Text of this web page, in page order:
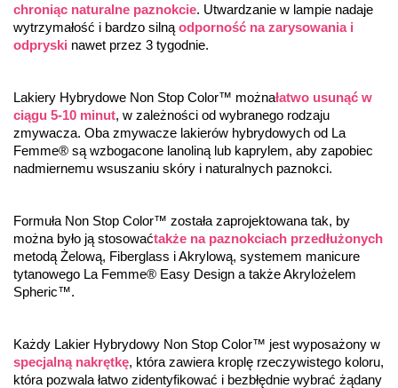
chroniąc naturalne paznokcie. Utwardzanie w lampie nadaje
wytrzymałość i bardzo silną odporność na zarysowania i
odpryski nawet przez 3 tygodnie.
Lakiery Hybrydowe Non Stop Color™ możnałatwo usunąć w
ciągu 5-10 minut, w zależności od wybranego rodzaju
zmywacza. Oba zmywacze lakierów hybrydowych od La
Femme® są wzbogacone lanoliną lub kaprylem, aby zapobiec
nadmiernemu wsuszaniu skóry i naturalnych paznokci.
Formuła Non Stop Color™ została zaprojektowana tak, by
można było ją stosowaćtakże na paznokciach przedłużonych
metodą Żelową, Fiberglass i Akrylową, systemem manicure
tytanowego La Femme® Easy Design a także Akrylożelem
Spheric™.
specjalną nakrętkę, która zawiera kroplę rzeczywistego koloru,
która pozwala łatwo zidentyfikować i bezbłędnie wybrać żądany